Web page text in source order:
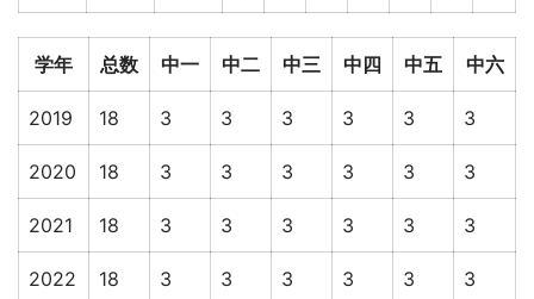
学年 总数 中一 中二 中三 中四 中五 中六
2019 18 3 3 3 3 3 3
2020 18 3 3 3 3 3 3
2021 18 3 3 3 3 3 3
2022 18 3 3 3 3 3 3